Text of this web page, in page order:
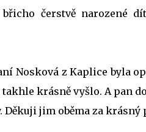
čerstvě narozené
Nosková z Kaplice byla
krásně vyšlo. A pan
jim oběma za krásný